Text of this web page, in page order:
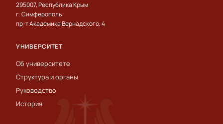
295007, Республика Крым
г. Симферополь
пр-т Академика Вернадского, 4
УНИВЕРСИТЕТ
Об университете
Структура и органы
Руководство
История